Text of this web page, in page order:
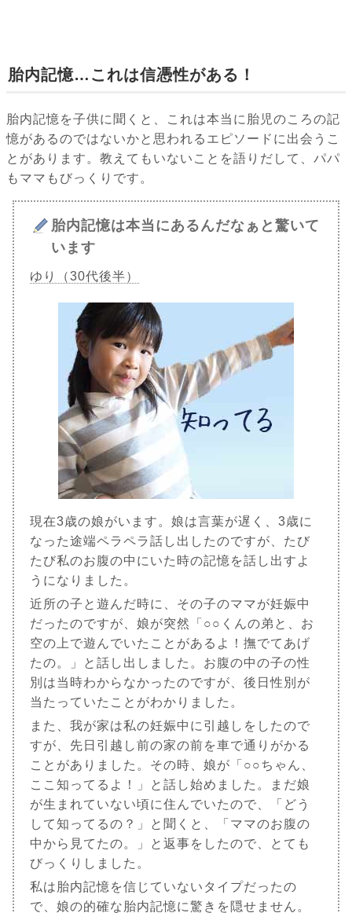
胎内記憶…これは信憑性がある！
胎内記憶を子供に聞くと、これは本当に胎児のころの記
憶があるのではないかと思われるエピソードに出会うこ
とがあります。教えてもいないことを語りだして、パパ
もママもびっくりです。
胎内記憶は本当にあるんだなぁと驚いて
います
ゆり（30代後半）
現在3歳の娘がいます。娘は言葉が遅く、3歳に
なった途端ペラペラ話し出したのですが、たび
たび私のお腹の中にいた時の記憶を話し出すよ
うになりました。
近所の子と遊んだ時に、その子のママが妊娠中
だったのですが、娘が突然「○○くんの弟と、お
空の上で遊んでいたことがあるよ！撫でてあげ
たの。」と話し出しました。お腹の中の子の性
別は当時わからなかったのですが、後日性別が
当たっていたことがわかりました。
また、我が家は私の妊娠中に引越しをしたので
すが、先日引越し前の家の前を車で通りがかる
ことがありました。その時、娘が「○○ちゃん、
ここ知ってるよ！」と話し始めました。まだ娘
が生まれていない頃に住んでいたので、「どう
して知ってるの？」と聞くと、「ママのお腹の
中から見てたの。」と返事をしたので、とても
びっくりしました。
私は胎内記憶を信じていないタイプだったの
で、娘の的確な胎内記憶に驚きを隠せません。